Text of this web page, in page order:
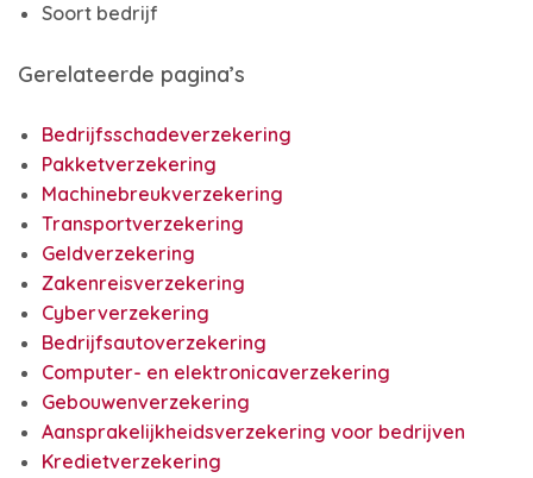
Soort bedrijf
Gerelateerde pagina’s
Bedrijfsschadeverzekering
Pakketverzekering
Machinebreukverzekering
Transportverzekering
Geldverzekering
Zakenreisverzekering
Cyberverzekering
Bedrijfsautoverzekering
Computer- en elektronicaverzekering
Gebouwenverzekering
Aansprakelijkheidsverzekering voor bedrijven
Kredietverzekering